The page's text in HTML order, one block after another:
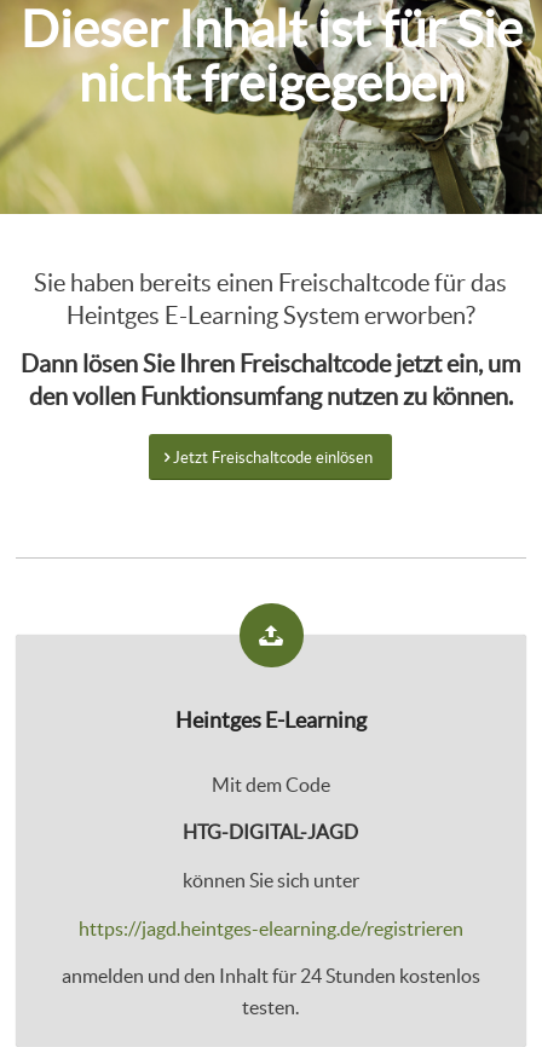
Dieser Inhalt ist für Sie
nicht freigegeben
Sie haben bereits einen Freischaltcode für das
Heintges E-Learning System erworben?
Dann lösen Sie Ihren Freischaltcode jetzt ein, um
den vollen Funktionsumfang nutzen zu können.
Jetzt Freischaltcode einlösen
Heintges E-Learning
Mit dem Code
HTG-DIGITAL-JAGD
können Sie sich unter
https://jagd.heintges-elearning.de/registrieren
anmelden und den Inhalt für 24 Stunden kostenlos
testen.